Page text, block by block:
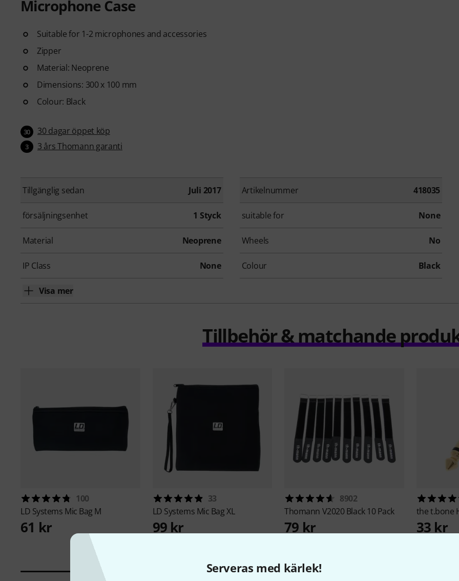
Serveras med kärlek!
Microphone Case
Suitable for 1-2 microphones and accessories
Zipper
Material: Neoprene
Dimensions: 300 x 100 mm
Colour: Black
30 30 dagar öppet köp
3 3 års Thomann garanti
Tillgänglig sedan Juli 2017 Artikelnummer 418035
försäljningsenhet 1 Styck suitable for None
Material Neoprene Wheels No
IP Class None Colour Black
Visa mer
Tillbehör & matchande
100
LD Systems Mic Bag M
61 kr
33
LD Systems Mic Bag XL
99 kr
8902
Thomann V2020 Black 10 Pack
79 kr
the t.bone
33 kr